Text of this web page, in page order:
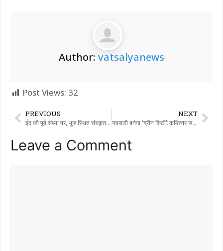
Author: vatsalyanews
Post Views: 32
PREVIOUS
ईद की पूर्व संध्या पर, भुज स्थित संस्कृत पाठशाला में ‘सहकार सेवा मंडल’ द्वारा हिंदू-मुस्लिम एकता के प्रतीक के रूप में मिठाइयाँ वितरित की गईं।
NEXT
नवसारी बनेगा ‘ग्रीन सिटी’: कमिश्नर जयेश उपाध्याय 2.5 लाख पेड़ लगाने के भव्य अभियान के लिए मैदान में उतरे।
Leave a Comment